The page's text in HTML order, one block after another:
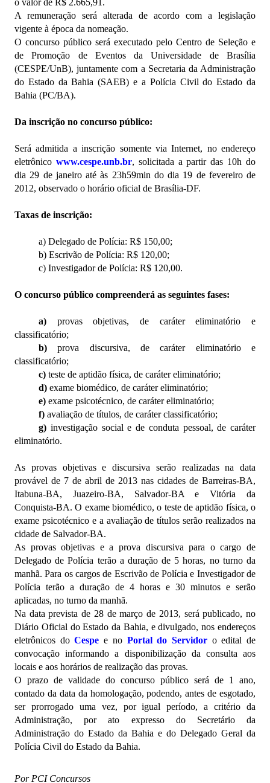
A remuneração será alterada de acordo com a legislação
vigente à época da nomeação.
O concurso público será executado pelo Centro de Seleção e
de Promoção de Eventos da Universidade de Brasília
(CESPE/UnB), juntamente com a Secretaria da Administração
do Estado da Bahia (SAEB) e a Polícia Civil do Estado da
Bahia (PC/BA).
Da inscrição no concurso público:
Será admitida a inscrição somente via Internet, no endereço
eletrônico www.cespe.unb.br, solicitada a partir das 10h do
dia 29 de janeiro até às 23h59min do dia 19 de fevereiro de
2012, observado o horário oficial de Brasília-DF.
Taxas de inscrição:
a) Delegado de Polícia: R$ 150,00;
b) Escrivão de Polícia: R$ 120,00;
c) Investigador de Polícia: R$ 120,00.
O concurso público compreenderá as seguintes fases:
a) provas objetivas, de caráter eliminatório e
classificatório;
b) prova discursiva, de caráter eliminatório e
classificatório;
c) teste de aptidão física, de caráter eliminatório;
d) exame biomédico, de caráter eliminatório;
e) exame psicotécnico, de caráter eliminatório;
f) avaliação de títulos, de caráter classificatório;
g) investigação social e de conduta pessoal, de caráter
eliminatório.
As provas objetivas e discursiva serão realizadas na data
provável de 7 de abril de 2013 nas cidades de Barreiras-BA,
Itabuna-BA, Juazeiro-BA, Salvador-BA e Vitória da
Conquista-BA. O exame biomédico, o teste de aptidão física, o
exame psicotécnico e a avaliação de títulos serão realizados na
cidade de Salvador-BA.
As provas objetivas e a prova discursiva para o cargo de
Delegado de Polícia terão a duração de 5 horas, no turno da
manhã. Para os cargos de Escrivão de Polícia e Investigador de
Polícia terão a duração de 4 horas e 30 minutos e serão
aplicadas, no turno da manhã.
Na data prevista de 28 de março de 2013, será publicado, no
Diário Oficial do Estado da Bahia, e divulgado, nos endereços
eletrônicos doCespe e no Portal do Servidoro edital de
convocação informando a disponibilização da consulta aos
locais e aos horários de realização das provas.
O prazo de validade do concurso público será de 1 ano,
contado da data da homologação, podendo, antes de esgotado,
ser prorrogado uma vez, por igual período, a critério da
Administração, por ato expresso do Secretário da
Administração do Estado da Bahia e do Delegado Geral da
Polícia Civil do Estado da Bahia.
Por PCI Concursos